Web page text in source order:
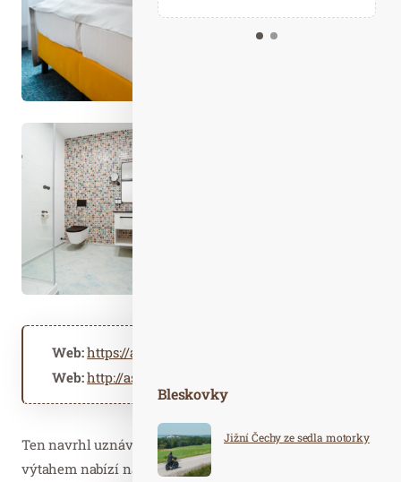
Kalendář událostí
Odebírejte náš newsletter
Web:https://astoria-spa.cz
Web:http://astoria-spa.cz
Ten navrhl uznávaný streetartový umělec Chemis. Dům s
výtahem nabízí na pěti podlažích 10 apartmánů s
Bleskovky
Jižní Čechy ze sedla motorky